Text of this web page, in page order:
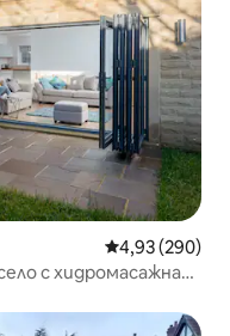
Средна
4,93 (290)
с хидромасажна